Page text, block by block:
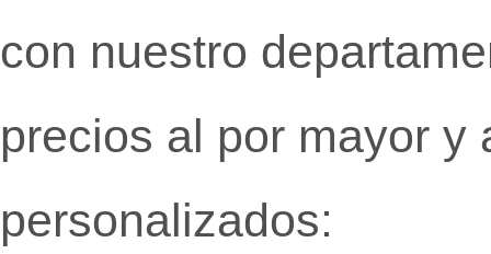
con nuestro
precios al por mayor y
personalizados: